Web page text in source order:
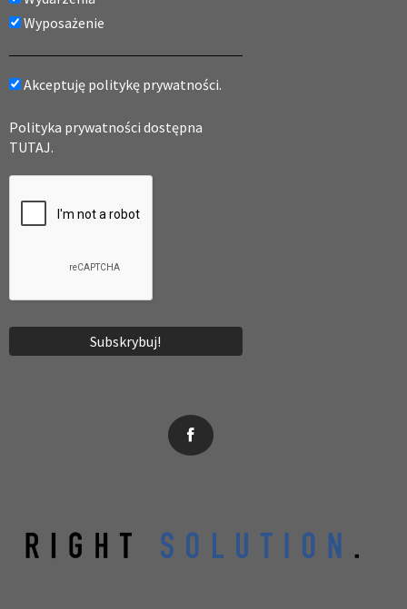
Wyposażenie
Akceptuję politykę prywatności.
Polityka prywatności dostępna
TUTAJ.